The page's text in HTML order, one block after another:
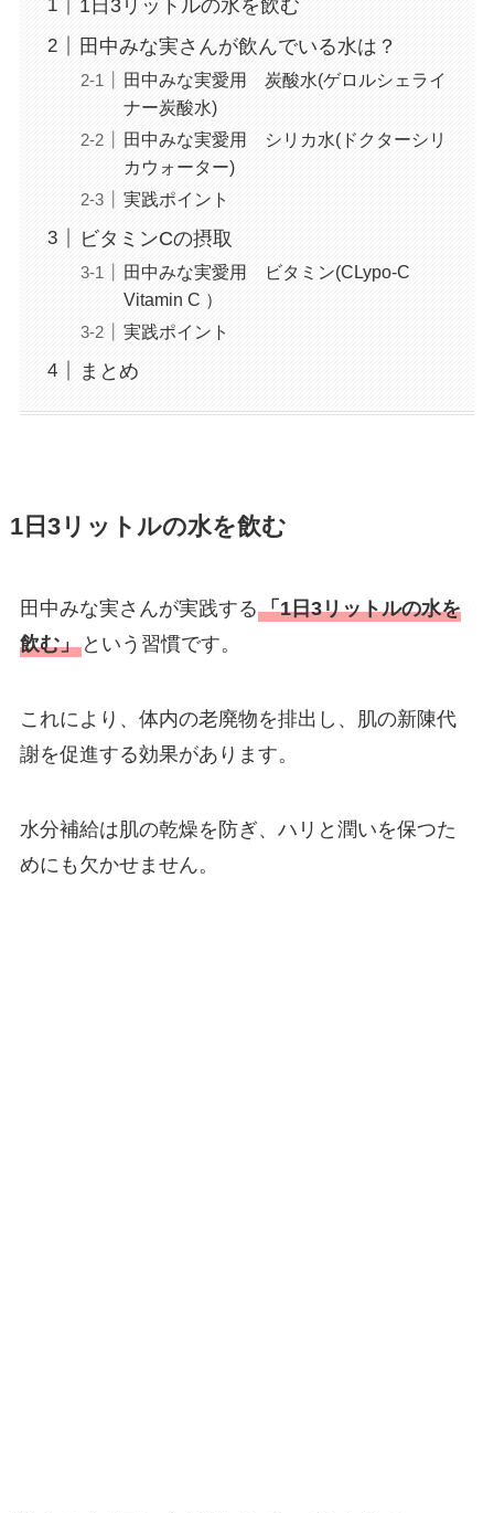
1日3リットルの水を飲む
田中みな実さんが飲んでいる水は？
田中みな実愛用 炭酸水(ゲロルシェライ
ナー炭酸水)
田中みな実愛用 シリカ水(ドクターシリ
カウォーター)
実践ポイント
ビタミンCの摂取
田中みな実愛用 ビタミン(CLypo-C
Vitamin C ）
実践ポイント
まとめ
1日3リットルの水を飲む
田中みな実さんが実践する「1日3リットルの水を
飲む」という習慣です。
これにより、体内の老廃物を排出し、肌の新陳代
謝を促進する効果があります。
水分補給は肌の乾燥を防ぎ、ハリと潤いを保つた
めにも欠かせません。